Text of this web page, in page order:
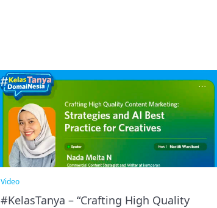
Video
#KelasTanya – “Crafting High Quality